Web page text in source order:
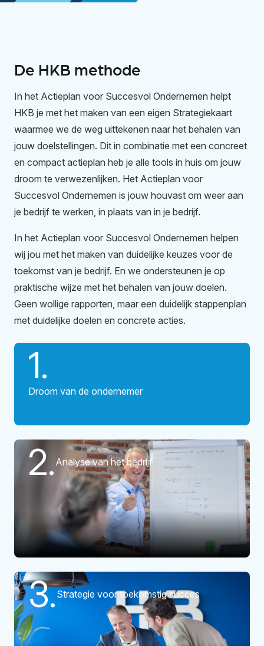
De HKB methode
In het Actieplan voor Succesvol Ondernemen helpt
HKB je met het maken van een eigen Strategiekaart
waarmee we de weg uittekenen naar het behalen van
jouw doelstellingen. Dit in combinatie met een concreet
en compact actieplan heb je alle tools in huis om jouw
droom te verwezenlijken. Het Actieplan voor
Succesvol Ondernemen is jouw houvast om weer aan
je bedrijf te werken, in plaats van in je bedrijf.
In het Actieplan voor Succesvol Ondernemen helpen
wij jou met het maken van duidelijke keuzes voor de
toekomst van je bedrijf. En we ondersteunen je op
praktische wijze met het behalen van jouw doelen.
Geen wollige rapporten, maar een duidelijk stappenplan
met duidelijke doelen en concrete acties.
1.
Droom van de ondernemer
2.Analyse van het bedrijf
3.Strategie voor toekomstig succes